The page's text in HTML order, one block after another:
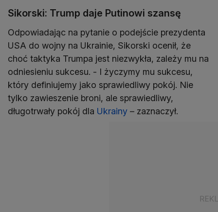
Sikorski: Trump daje Putinowi szansę
Odpowiadając na pytanie o podejście prezydenta
USA do wojny na Ukrainie, Sikorski ocenił, że
choć taktyka Trumpa jest niezwykła, zależy mu na
odniesieniu sukcesu. - I życzymy mu sukcesu,
który definiujemy jako sprawiedliwy pokój. Nie
tylko zawieszenie broni, ale sprawiedliwy,
długotrwały pokój dla Ukrainy – zaznaczył.